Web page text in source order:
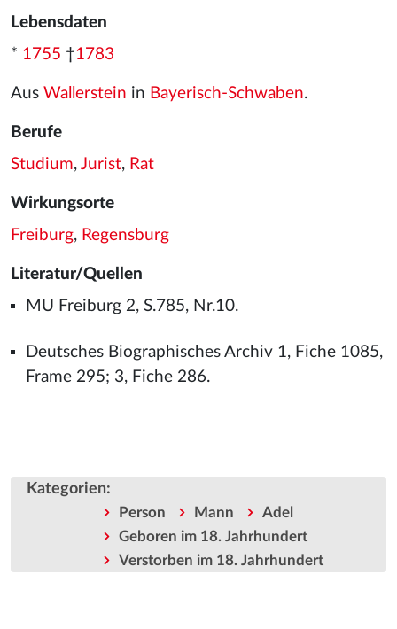
Lebensdaten
* 1755 †1783
Aus Wallerstein in Bayerisch-Schwaben.
Berufe
Studium, Jurist, Rat
Wirkungsorte
Freiburg, Regensburg
Literatur/Quellen
MU Freiburg 2, S.785, Nr.10.
Deutsches Biographisches Archiv 1, Fiche 1085,
Frame 295; 3, Fiche 286.
Kategorien:
Person Mann
Adel
Geboren im 18. Jahrhundert
Verstorben im 18. Jahrhundert